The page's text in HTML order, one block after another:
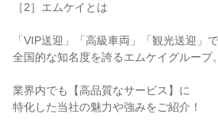
［2］エムケイとは
「VIP送迎」「高級車両」「観光送迎」で
全国的な知名度を誇るエムケイグループ。
業界内でも【高品質なサービス】に
特化した当社の魅力や強みをご紹介！